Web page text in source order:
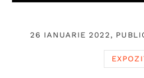
26 IANUARIE 2022,